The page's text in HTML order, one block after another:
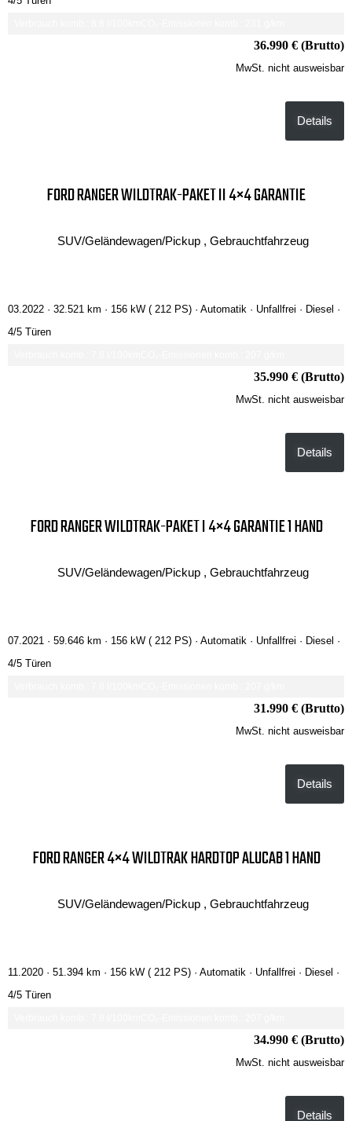
36.990 € (Brutto)
MwSt. nicht ausweisbar
Details
FORD RANGER WILDTRAK-PAKET II 4×4 GARANTIE
SUV/Geländewagen/Pickup , Gebrauchtfahrzeug
03.2022 · 32.521 km · 156 kW ( 212 PS) · Automatik · Unfallfrei · Diesel ·
4/5 Türen
35.990 € (Brutto)
MwSt. nicht ausweisbar
Details
FORD RANGER WILDTRAK-PAKET I 4×4 GARANTIE 1 HAND
SUV/Geländewagen/Pickup , Gebrauchtfahrzeug
07.2021 · 59.646 km · 156 kW ( 212 PS) · Automatik · Unfallfrei · Diesel ·
4/5 Türen
31.990 € (Brutto)
MwSt. nicht ausweisbar
Details
FORD RANGER 4×4 WILDTRAK HARDTOP ALUCAB 1 HAND
SUV/Geländewagen/Pickup , Gebrauchtfahrzeug
11.2020 · 51.394 km · 156 kW ( 212 PS) · Automatik · Unfallfrei · Diesel ·
4/5 Türen
34.990 € (Brutto)
MwSt. nicht ausweisbar
Details